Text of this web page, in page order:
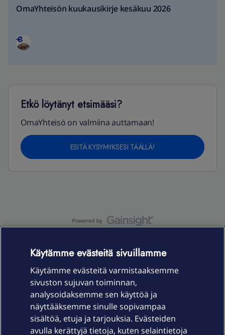
OmaYhteisön kuukausikirje kesäkuu 2026
Etkö löytänyt etsimääsi?
OmaYhteisö on valmiina auttamaan!
ESITÄ KYSYMYKSESI TÄÄLLÄ!
Laitteet & liittymät
Palvelut
Käytämme evästeitä sivuillamme
Käytämme evästeitä varmistaaksemme
sivuston sujuvan toiminnan,
analysoidaksemme sen käyttöä ja
näyttääksemme sinulle sopivampaa
sisältöä, etuja ja tarjouksia. Evästeiden
avulla kerättyjä tietoja, kuten selaintietoja